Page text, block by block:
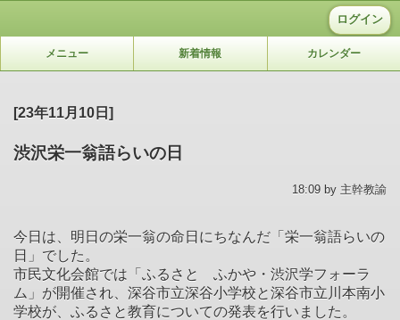
ログイン
メニュー 新着情報 カレンダー
[23年11月10日]
渋沢栄一翁語らいの日
18:09 by 主幹教諭
今日は、明日の栄一翁の命日にちなんだ「栄一翁語らいの
日」でした。
市民文化会館では「ふるさと ふかや・渋沢学フォーラ
ム」が開催され、深谷市立深谷小学校と深谷市立川本南小
学校が、ふるさと教育についての発表を行いました。